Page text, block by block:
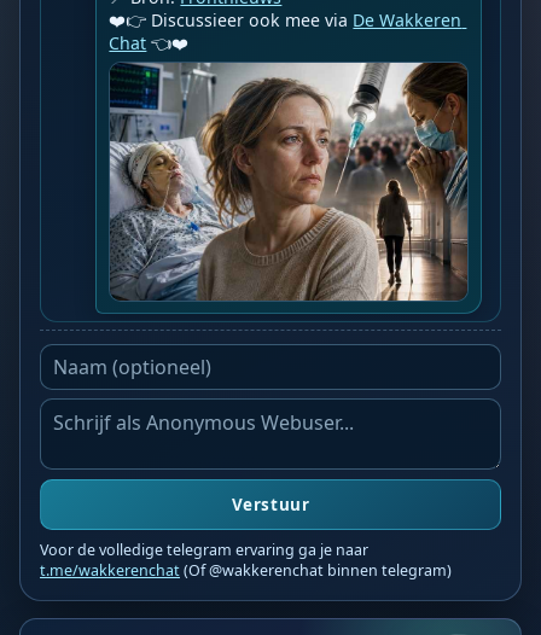
❤️👉 Discussieer ook mee via De Wakkeren
Chat 👈❤️
Verstuur
Voor de volledige telegram ervaring ga je naar
t.me/wakkerenchat(Of @wakkerenchat binnen telegram)